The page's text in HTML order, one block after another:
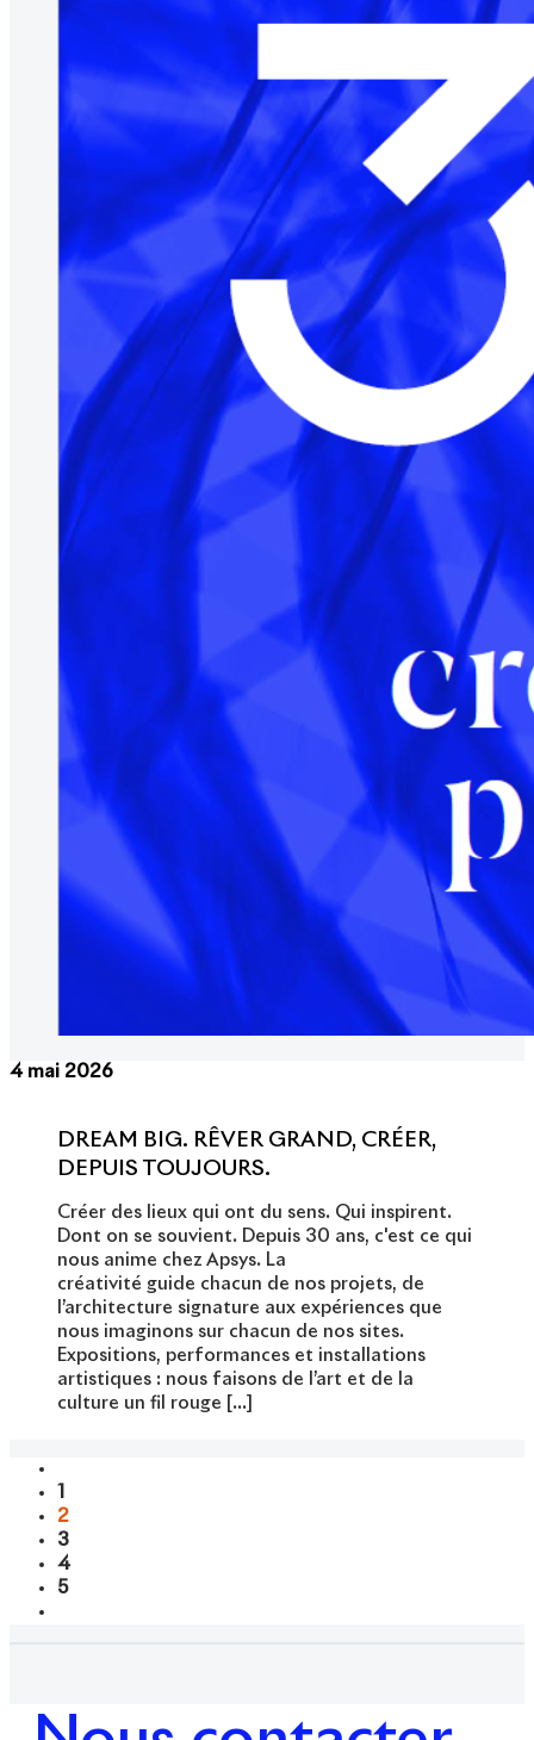
4 mai 2026
DREAM BIG. RÊVER GRAND, CRÉER,
DEPUIS TOUJOURS.
Créer des lieux qui ont du sens. Qui inspirent.
Dont on se souvient. Depuis 30 ans, c'est ce qui
nous anime chez Apsys. La
créativité guide chacun de nos projets, de
l’architecture signature aux expériences que
nous imaginons sur chacun de nos sites.
Expositions, performances et installations
artistiques : nous faisons de l’art et de la
culture un fil rouge [...]
1
2
3
4
5